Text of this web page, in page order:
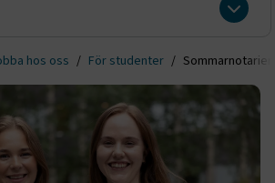
hos oss För studenter